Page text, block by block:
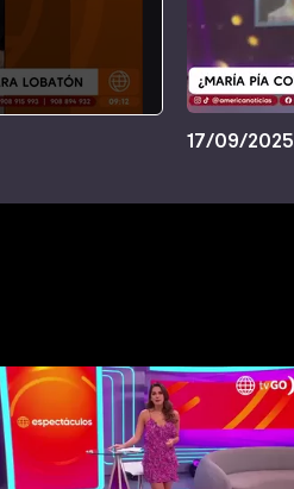
17/09/2025